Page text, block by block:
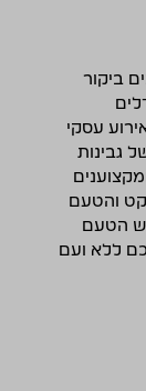
ביקור
עסקי
גבינות
והטעם
הטעם
ללא ועם